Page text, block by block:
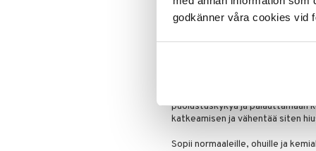
godkänner våra cookies vid
Listattu tehokkaimmaksi
kampaajien/parturien
puolustuskykyä ja palauttamaan
katkeamisen ja vähentää siten
Sopii normaaleille, ohuille ja